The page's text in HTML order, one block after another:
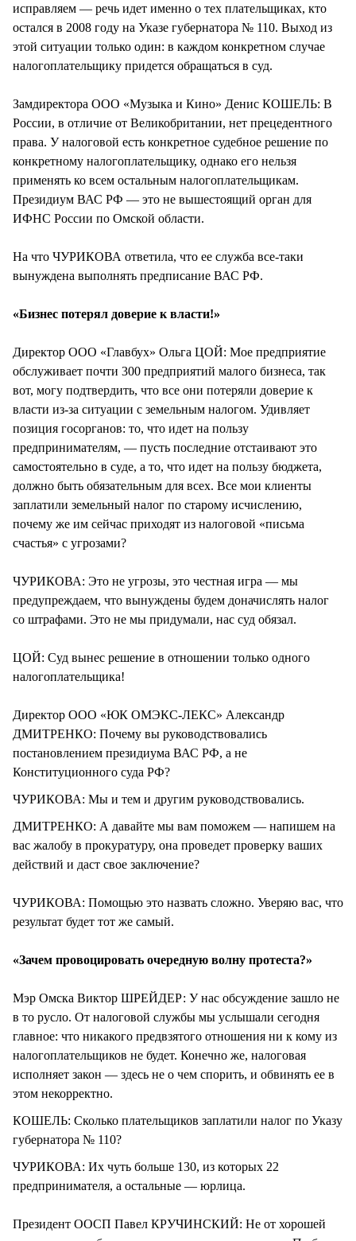
исправляем — речь идет именно о тех плательщиках, кто
остался в 2008 году на Указе губернатора № 110. Выход из
этой ситуации только один: в каждом конкретном случае
налогоплательщику придется обращаться в суд.
Замдиректора ООО «Музыка и Кино» Денис КОШЕЛЬ: В
России, в отличие от Великобритании, нет прецедентного
права. У налоговой есть конкретное судебное решение по
конкретному налогоплательщику, однако его нельзя
применять ко всем остальным налогоплательщикам.
Президиум ВАС РФ — это не вышестоящий орган для
ИФНС России по Омской области.
На что ЧУРИКОВА ответила, что ее служба все-таки
вынуждена выполнять предписание ВАС РФ.
«Бизнес потерял доверие к власти!»
Директор ООО «Главбух» Ольга ЦОЙ: Мое предприятие
обслуживает почти 300 предприятий малого бизнеса, так
вот, могу подтвердить, что все они потеряли доверие к
власти из-за ситуации с земельным налогом. Удивляет
позиция госорганов: то, что идет на пользу
предпринимателям, — пусть последние отстаивают это
самостоятельно в суде, а то, что идет на пользу бюджета,
должно быть обязательным для всех. Все мои клиенты
заплатили земельный налог по старому исчислению,
почему же им сейчас приходят из налоговой «письма
счастья» с угрозами?
ЧУРИКОВА: Это не угрозы, это честная игра — мы
предупреждаем, что вынуждены будем доначислять налог
со штрафами. Это не мы придумали, нас суд обязал.
ЦОЙ: Суд вынес решение в отношении только одного
налогоплательщика!
Директор ООО «ЮК ОМЭКС-ЛЕКС» Александр
ДМИТРЕНКО: Почему вы руководствовались
постановлением президиума ВАС РФ, а не
Конституционного суда РФ?
ЧУРИКОВА: Мы и тем и другим руководствовались.
ДМИТРЕНКО: А давайте мы вам поможем — напишем на
вас жалобу в прокуратуру, она проведет проверку ваших
действий и даст свое заключение?
ЧУРИКОВА: Помощью это назвать сложно. Уверяю вас, что
результат будет тот же самый.
«Зачем провоцировать очередную волну протеста?»
Мэр Омска Виктор ШРЕЙДЕР: У нас обсуждение зашло не
в то русло. От налоговой службы мы услышали сегодня
главное: что никакого предвзятого отношения ни к кому из
налогоплательщиков не будет. Конечно же, налоговая
исполняет закон — здесь не о чем спорить, и обвинять ее в
этом некорректно.
КОШЕЛЬ: Сколько плательщиков заплатили налог по Указу
губернатора № 110?
ЧУРИКОВА: Их чуть больше 130, из которых 22
предпринимателя, а остальные — юрлица.
Президент ООСП Павел КРУЧИНСКИЙ: Не от хорошей